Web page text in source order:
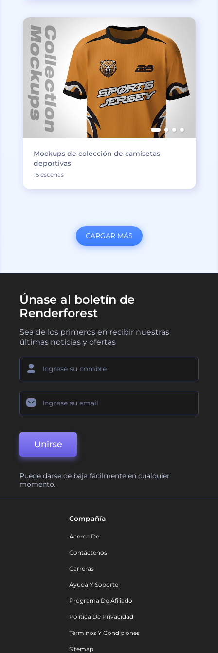
Mockups de colección de camisetas
deportivas
16 escenas
CARGAR MÁS
Únase al boletín de
Renderforest
Sea de los primeros en recibir nuestras
últimas noticias y ofertas
Unirse
Puede darse de baja fácilmente en cualquier
momento.
Compañía
Acerca De
Contáctenos
Carreras
Ayuda Y Soporte
Programa De Afiliado
Política De Privacidad
Términos Y Condiciones
Sitemap